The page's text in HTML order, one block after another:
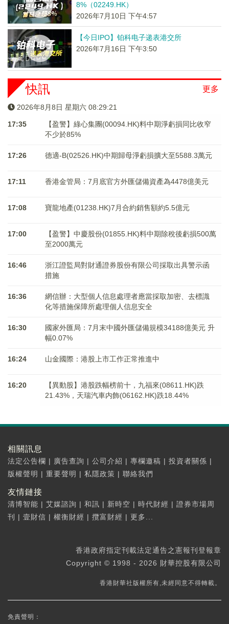
8%（02249.HK）
2026年7月10日 下午4:57
【今日IPO】铂科电子递表港交所
2026年7月16日 下午3:50
更多
快訊
2026年8月8日 星期六 08:29:21
17:35
【盈警】綠心集團(00094.HK)料中期淨虧損同比收窄
不少於85%
17:26 德適-B(02526.HK)中期歸母淨虧損擴大至5588.3萬元
17:11 香港金管局：7月底官方外匯儲備資產為4478億美元
17:08 寶龍地產(01238.HK)7月合約銷售額約5.5億元
17:00
【盈警】中慶股份(01855.HK)料中期除稅後虧損500萬
至2000萬元
16:46
浙江證監局對財通證券股份有限公司採取出具警示函
措施
16:36
網信辦：大型個人信息處理者應當採取加密、去標識
化等措施保障所處理個人信息安全
16:30
國家外匯局：7月末中國外匯儲備規模34188億美元 升
幅0.07%
16:24 山金國際：港股上市工作正常推進中
16:20
【異動股】港股跌幅榜前十，九福來(08611.HK)跌
21.43%，天瑞汽車内飾(06162.HK)跌18.44%
相關訊息
法定公告欄 | 廣告查詢 | 公司介紹 | 專欄邀稿 | 投資者關係 |
版權聲明 | 重要聲明 | 私隱政策 | 聯絡我們
友情鏈接
清博智能 | 艾媒諮詢 | 和訊 | 新時空 | 時代財經 | 證券市場周
刊
| 壹財信 | 權衡財經 | 攬富財經 | 更多...
香港政府指定刊載法定通告之憲報刊登報章
Copyright © 1998 - 2026 財華控股有限公司
香港財華社版權所有,未經同意不得轉載。
免責聲明：